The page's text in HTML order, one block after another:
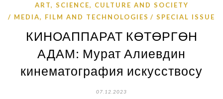
ART, SCIENCE, CULTURE AND SOCIETY
MEDIA, FILM AND TECHNOLOGIES
SPECIAL ISSUE
КИНОАППАРАТ КӨТӨРГӨН
АДАМ: Мурат Алиевдин
кинематография искусствосу
07.12.2023